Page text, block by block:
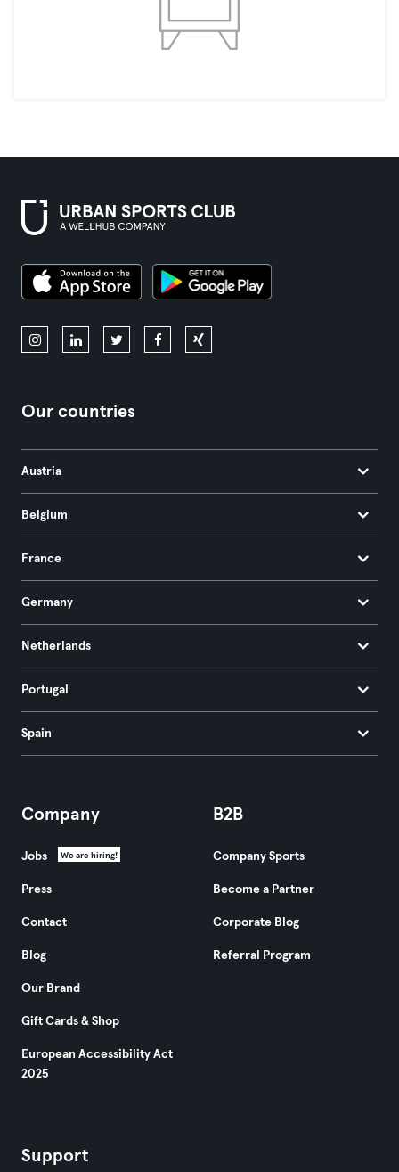
Our countries
Austria
Belgium
France
Germany
Netherlands
Portugal
Spain
Company
Jobs We are hiring!
Press
Contact
Blog
Our Brand
Gift Cards & Shop
European Accessibility Act
2025
B2B
Company Sports
Become a Partner
Corporate Blog
Referral Program
Support